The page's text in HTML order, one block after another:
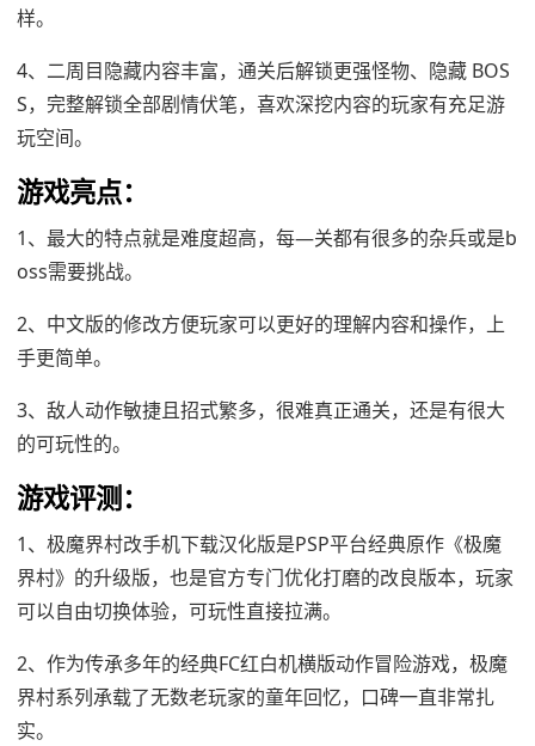
样。
4、二周目隐藏内容丰富，通关后解锁更强怪物、隐藏 BOS
S，完整解锁全部剧情伏笔，喜欢深挖内容的玩家有充足游
玩空间。
游戏亮点：
1、最大的特点就是难度超高，每—关都有很多的杂兵或是b
oss需要挑战。
2、中文版的修改方便玩家可以更好的理解内容和操作，上
手更简单。
3、敌人动作敏捷且招式繁多，很难真正通关，还是有很大
的可玩性的。
游戏评测：
1、极魔界村改手机下载汉化版是PSP平台经典原作《极魔
界村》的升级版，也是官方专门优化打磨的改良版本，玩家
可以自由切换体验，可玩性直接拉满。
2、作为传承多年的经典FC红白机横版动作冒险游戏，极魔
界村系列承载了无数老玩家的童年回忆，口碑一直非常扎
实。